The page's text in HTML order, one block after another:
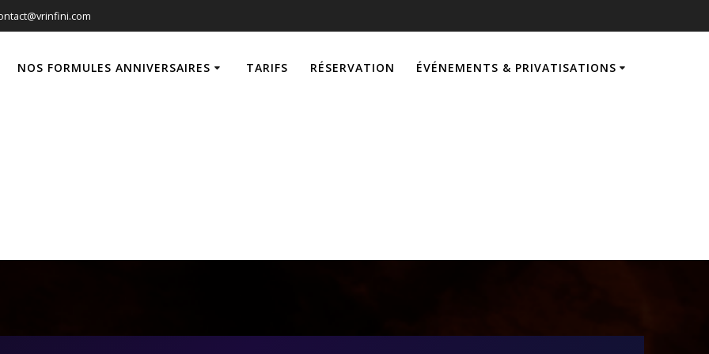
NOS FORMULES ANNIVERSAIRES TARIFS RÉSERVATION ÉVÉNEMENTS & PRIVATISATIONS